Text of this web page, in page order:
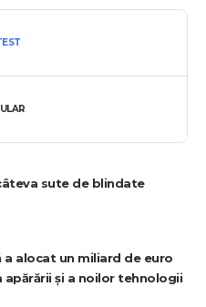
sute de blindate
a alocat un miliard de euro
și a noilor tehnologii